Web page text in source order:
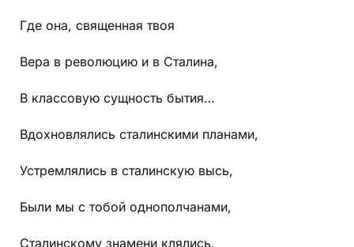
Где она, священная твоя
Вера в революцию и в Сталина,
В классовую сущность бытия…
Вдохновлялись сталинскими планами,
Устремлялись в сталинскую высь,
Были мы с тобой однополчанами,
Сталинскому знамени клялись.